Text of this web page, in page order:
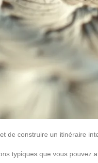
de construire un itinéraire
typiques que vous